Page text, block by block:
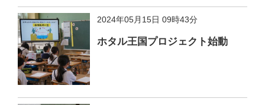
2024年05月15日 09時43分
ホタル王国プロジェクト始動